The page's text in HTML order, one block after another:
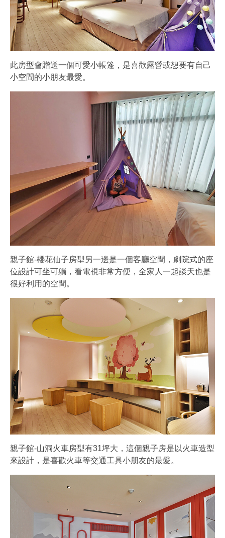
此房型會贈送一個可愛小帳篷，是喜歡露營或想要有自己
小空間的小朋友最愛。
親子館-櫻花仙子房型另一邊是一個客廳空間，劇院式的座
位設計可坐可躺，看電視非常方便，全家人一起談天也是
很好利用的空間。
親子館-山洞火車房型有31坪大，這個親子房是以火車造型
來設計，是喜歡火車等交通工具小朋友的最愛。